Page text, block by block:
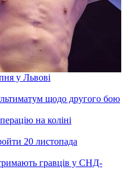
у Львові
щодо другого бою
на коліні
20 листопада
гравців у СНД-